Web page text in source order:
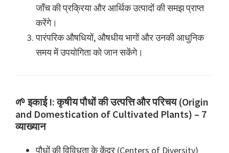
जाँच की प्रक्रिया और आर्थिक उत्पादों की समझ प्राप्त
करेंगे।
पारंपरिक औषधियों, औषधीय भागों और उनकी आधुनिक
समय में उपयोगिता को जान सकेंगे।
🌱 इकाई I: कृषीय पौधों की उत्पत्ति और परिचय (Origin
and Domestication of Cultivated Plants) – 7
व्याख्यान
पौधों की विविधता के केंद्र (Centers of Diversity)